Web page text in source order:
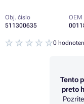
Obj. číslo
511300635
OEM
0
Tento
preto